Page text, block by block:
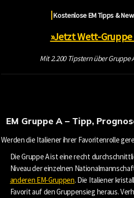
Kostenlose EM Tipps &
»Jetzt Wett-
Mit 2.200 Tipstern über Gruppe
EM Gruppe A – Tipp,
Werden die Italiener ihrer Favoritenrolle
Die Gruppe A ist eine recht
Niveau der einzelnen
anderen EM-Gruppen. Die Italiener
Favorit auf den Gruppensieg heraus.